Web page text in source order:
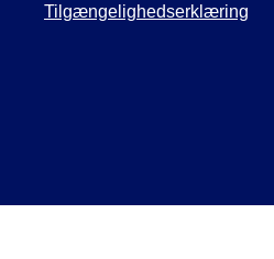
Tilgængelighedserklæring